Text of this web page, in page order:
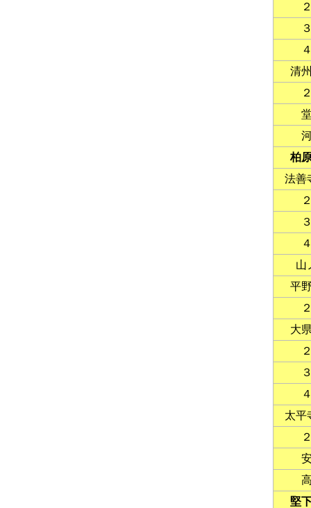
清
柏
法善
山
平
大
太平
堅